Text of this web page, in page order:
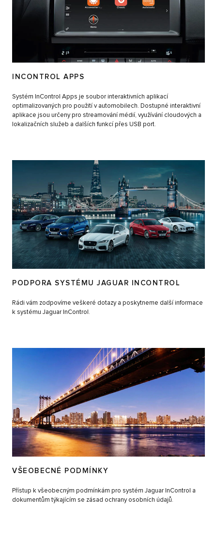
INCONTROL APPS
Systém InControl Apps je soubor interaktivních aplikací
optimalizovaných pro použití v automobilech. Dostupné interaktivní
aplikace jsou určeny pro streamování médií, využívání cloudových a
lokalizačních služeb a dalších funkcí přes USB port.
PODPORA SYSTÉMU JAGUAR INCONTROL
Rádi vám zodpovíme veškeré dotazy a poskytneme další informace
k systému Jaguar InControl.
VŠEOBECNÉ PODMÍNKY
Přístup k všeobecným podmínkám pro systém Jaguar InControl a
dokumentům týkajícím se zásad ochrany osobních údajů.